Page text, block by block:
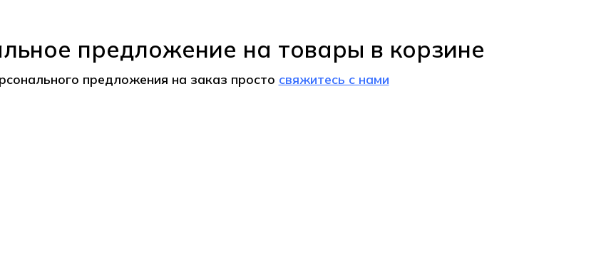
предложение на товары в корзине
предложения на заказ просто свяжитесь с нами